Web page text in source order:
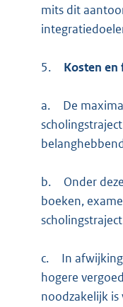
mits dit
5. Kosten en
a.
De
b.
Onder
boeken,
c.
In
hogere
noodzakelijk is